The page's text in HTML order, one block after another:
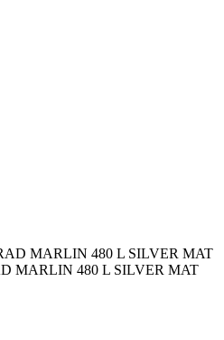
MARLIN 480 L SILVER MAT